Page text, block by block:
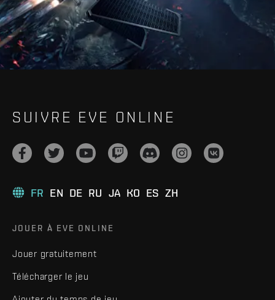
SUIVRE EVE ONLINE
FR EN DE RU JA KO ES ZH
JOUER À EVE ONLINE
Jouer gratuitement
Télécharger le jeu